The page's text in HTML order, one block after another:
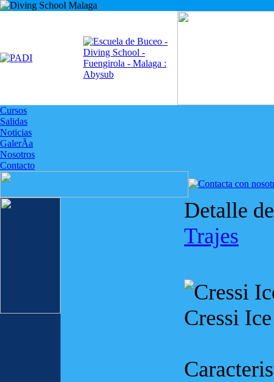
Cursos
Salidas
Noticias
GalerÃ­a
Nosotros
Contacto
Detalle
Trajes
Cressi